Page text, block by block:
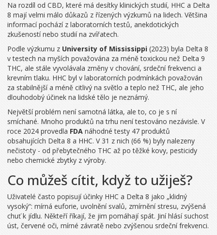
Na rozdíl od CBD, které má desítky klinických studií, HHC a Delta
8 mají velmi málo důkazů z řízených výzkumů na lidech. Většina
informací pochází z laboratorních testů, anekdotických
zkušeností nebo studií na zvířatech.
Podle výzkumu z University of Mississippi (2023) byla Delta 8
v testech na myších považována za méně toxickou než Delta 9
THC, ale stále vyvolávala změny v chování, srdeční frekvenci a
krevním tlaku. HHC byl v laboratorních podmínkách považován
za stabilnější a méně citlivý na světlo a teplo než THC, ale jeho
dlouhodobý účinek na lidské tělo je neznámý.
Největší problém není samotná látka, ale to, co je s ní
smíchané. Mnoho produktů na trhu není testováno nezávisle. V
roce 2024 provedla FDA náhodné testy 47 produktů
obsahujících Delta 8 a HHC. V 31 z nich (66 %) byly nalezeny
nečistoty - od přebytečného THC až po těžké kovy, pesticidy
nebo chemické zbytky z výroby.
Co můžeš cítit, když to užiješ?
Uživatelé často popisují účinky HHC a Delta 8 jako „klidný
vysoký“: mírná euforie, uvolnění svalů, zmírnění stresu, zvýšená
chuť k jídlu. Někteří říkají, že jim pomáhají spát. Jiní hlásí suchost
úst, červené oči, mírné závratě nebo zvýšenou srdeční frekvenci.